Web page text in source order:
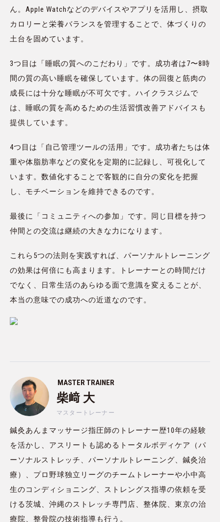
ん。Apple Watchなどのデバイスやアプリを活用し、摂取
カロリーと栄養バランスを管理することで、体づくりの
土台を固めています。
3つ目は「睡眠の質へのこだわり」です。成功者は7〜8時
間の質の高い睡眠を確保しています。体の回復と筋肉の
成長には十分な睡眠が不可欠です。ハイクラスジムで
は、睡眠の質を高めるための生活習慣改善アドバイスも
提供しています。
4つ目は「自己管理ツールの活用」です。成功者たちは体
重や体脂肪率などの変化を定期的に記録し、可視化して
います。数値化することで客観的に自分の変化を把握
し、モチベーションを維持できるのです。
最後に「コミュニティへの参加」です。同じ目標を持つ
仲間との交流は継続の大きな力になります。
これら5つの法則を実践すれば、パーソナルトレーニング
の効果は何倍にも高まります。トレーナーとの時間だけ
でなく、日常生活のあらゆる面で意識を変えることが、
本当の意味での成功への近道なのです。
MASTER TRAINER
柴﨑 大
マスタートレーナー
鍼灸あんまマッサージ指圧師のトレーナー歴10年の経験
を活かし、アスリートも認めるトータルボディケア（パ
ーソナルストレッチ、パーソナルトレーニング、鍼灸治
療）、プロ野球独立リーグのチームトレーナーや小中高
生のコンディショニング、ストレングス指導の依頼を受
ける茨城、沖縄のストレッチ専門店、整体院、東京の治
療院、整骨院の技術指導も行う。